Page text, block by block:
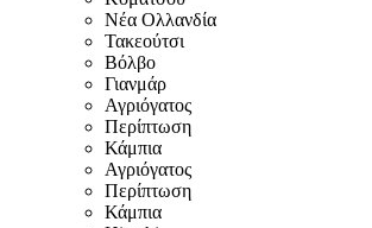
Νέα Ολλανδία
Τακεούτσι
Βόλβο
Γιανμάρ
Αγριόγατος
Περίπτωση
Κάμπια
Αγριόγατος
Περίπτωση
Κάμπια